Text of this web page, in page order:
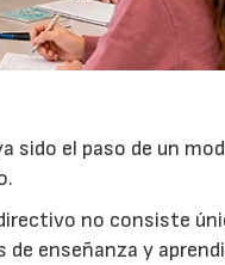
sido el paso de un
no consiste
enseñanza y